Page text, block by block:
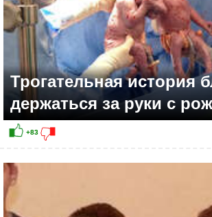
Трогательная история
держаться за руки с